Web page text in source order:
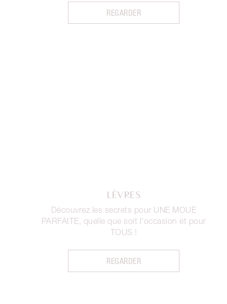
REGARDER
LÈVRES
Découvrez les secrets pour UNE MOUE
PARFAITE, quelle que soit l'occasion et pour
TOUS !
REGARDER